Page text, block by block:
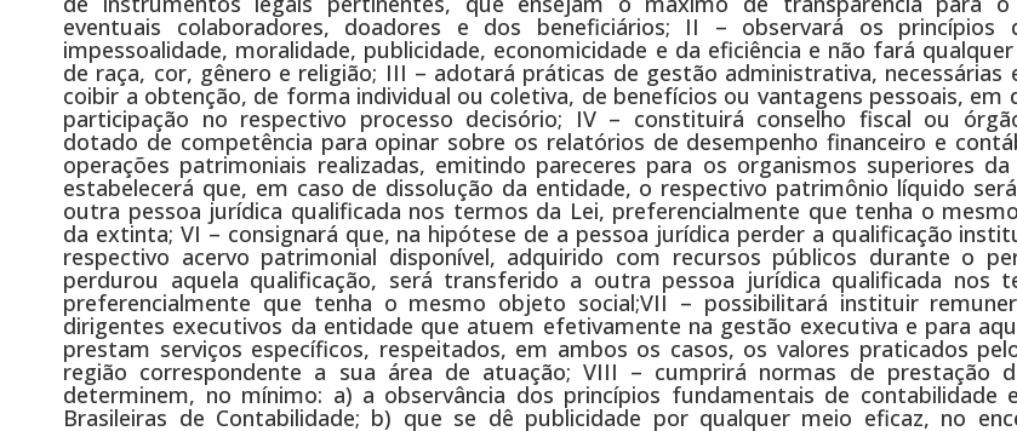
eventuais colaboradores, doadores e dos beneficiários; II – observará os princípios
impessoalidade, moralidade, publicidade, economicidade e da eficiência e não fará
de raça, cor, gênero e religião; III – adotará práticas de gestão administrativa, necessárias
coibir a obtenção, de forma individual ou coletiva, de benefícios ou vantagens pessoais, em
participação no respectivo processo decisório; IV – constituirá conselho fiscal ou
dotado de competência para opinar sobre os relatórios de desempenho financeiro e
operações patrimoniais realizadas, emitindo pareceres para os organismos superiores
estabelecerá que, em caso de dissolução da entidade, o respectivo patrimônio líquido
outra pessoa jurídica qualificada nos termos da Lei, preferencialmente que tenha o
da extinta; VI – consignará que, na hipótese de a pessoa jurídica perder a qualificação
respectivo acervo patrimonial disponível, adquirido com recursos públicos durante o
perdurou aquela qualificação, será transferido a outra pessoa jurídica qualificada nos
preferencialmente que tenha o mesmo objeto social;VII – possibilitará instituir
dirigentes executivos da entidade que atuem efetivamente na gestão executiva e para
prestam serviços específicos, respeitados, em ambos os casos, os valores praticados
região correspondente a sua área de atuação; VIII – cumprirá normas de prestação
determinem, no mínimo: a) a observância dos princípios fundamentais de contabilidade
Brasileiras de Contabilidade; b) que se dê publicidade por qualquer meio eficaz, no